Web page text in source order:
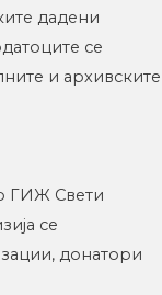
дадени
се
и архивските
ГИЖ Свети
се
донатори